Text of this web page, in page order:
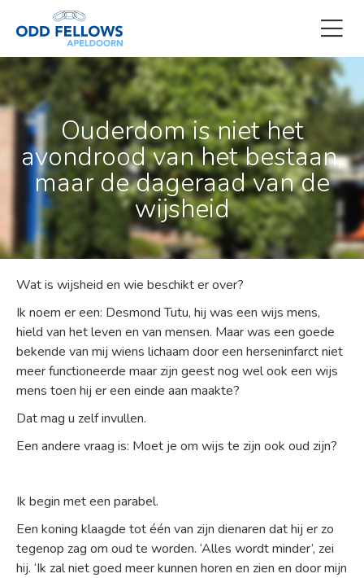
Ouderdom is niet het
avondrood van het bestaan,
maar de dageraad van de
wijsheid
Wat is wijsheid en wie beschikt er over?
Ik noem er een: Desmond Tutu, hij was een wijs mens,
hield van het leven en van mensen. Maar was een goede
bekende van mij wiens lichaam door een herseninfarct niet
meer functioneerde maar zijn geest nog wel ook een wijs
mens toen hij er een einde aan maakte?
Dat mag u zelf invullen.
Een andere vraag is: Moet je om wijs te zijn ook oud zijn?
Ik begin met een parabel.
Een koning klaagde tot één van zijn dienaren dat hij er zo
tegenop zag om oud te worden. ‘Alles wordt minder’, zei
hij. ‘Ik zal niet goed meer kunnen horen en zien en door mijn